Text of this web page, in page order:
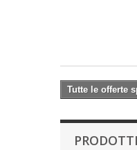
Tutte le offerte